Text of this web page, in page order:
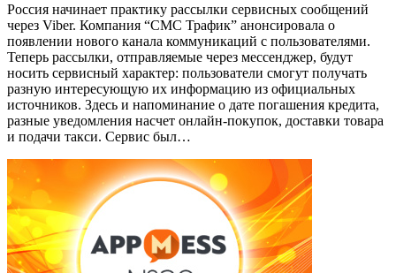
Россия начинает практику рассылки сервисных сообщений
через Viber. Компания “СМС Трафик” анонсировала о
появлении нового канала коммуникаций с пользователями.
Теперь рассылки, отправляемые через мессенджер, будут
носить сервисный характер: пользователи смогут получать
разную интересующую их информацию из официальных
источников. Здесь и напоминание о дате погашения кредита,
разные уведомления насчет онлайн-покупок, доставки товара
и подачи такси. Сервис был…